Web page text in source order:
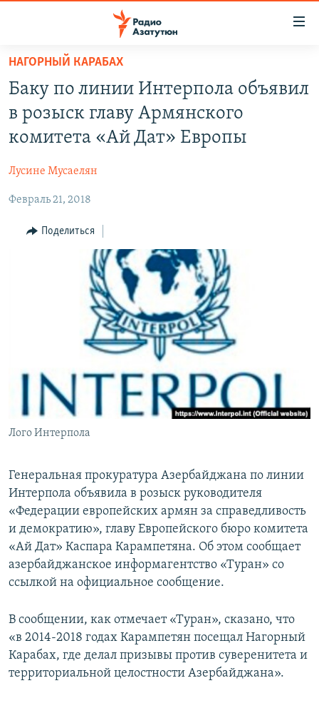
Перейти
основному
содержанию
Перейти
основной
навигации
Перейти
поиску
НОВОСТИ
ПОЛИТИКА
ЭКОНОМИКА
РЕГИОН
НАГОРНЫЙ КАРАБАХ
English
Русский
Все сайты Радио Азатутюн
НАГОРНЫЙ КАРАБАХ
Баку по линии Интерпола объявил
в розыск главу Армянского
комитета «Ай Дат» Европы
Лусине Мусаелян
Февраль 21, 2018
Поделиться
Лого Интерпола
Генеральная прокуратура Азербайджана по линии
Интерпола объявила в розыск руководителя
«Федерации европейских армян за справедливость
и демократию», главу Европейского бюро комитета
«Ай Дат» Каспара Карампетяна. Об этом сообщает
азербайджанское информагентство «Туран» со
ссылкой на официальное сообщение.
В сообщении, как отмечает «Туран», сказано, что
«в 2014-2018 годах Карампетян посещал Нагорный
Карабах, где делал призывы против суверенитета и
территориальной целостности Азербайджана».